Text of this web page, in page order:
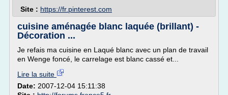
Site : https://fr.pinterest.com
cuisine aménagée blanc laquée (brillant) -
Décoration ...
Je refais ma cuisine en Laqué blanc avec un plan de travail
en Wenge foncé, le carrelage est blanc cassé et...
Lire la suite
Date: 2007-12-04 15:11:38